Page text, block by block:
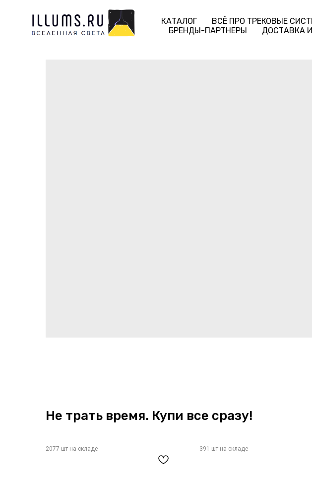
КАТАЛОГ ВСЁ ПРО ТРЕКОВЫЕ
БРЕНДЫ-ПАРТНЕРЫ
ДОСТАВКА
Не трать время. Купи все сразу!